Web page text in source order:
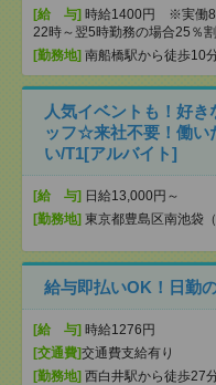
[給 与] 時給1400円 ※実働8
22時～翌5時勤務の場合25％
[勤務地] 南船橋駅から徒歩10
人気イベントも！好
ッフ☆来社不要！働い
い/T1[アルバイト]
[給 与] 日給13,000円～
[勤務地] 東京都豊島区南池袋
給与即払いOK！日勤
[給 与] 時給1276円
[交通費]交通費支給有り
[勤務地] 西白井駅から徒歩27